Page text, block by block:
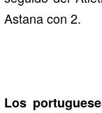
Astana con 2.
Los